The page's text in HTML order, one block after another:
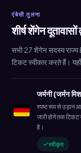
एंबेसी तुलना
शीर्ष शेंगेन
सभी 27 शेंगेन सदस्य राज्य
टिकट स्वीकार करते हैं। यहाँ
जर्मनी (जर्मन
स्पष्ट रूप से उड़ान
जारी होने तक
है।
स्वीकृत